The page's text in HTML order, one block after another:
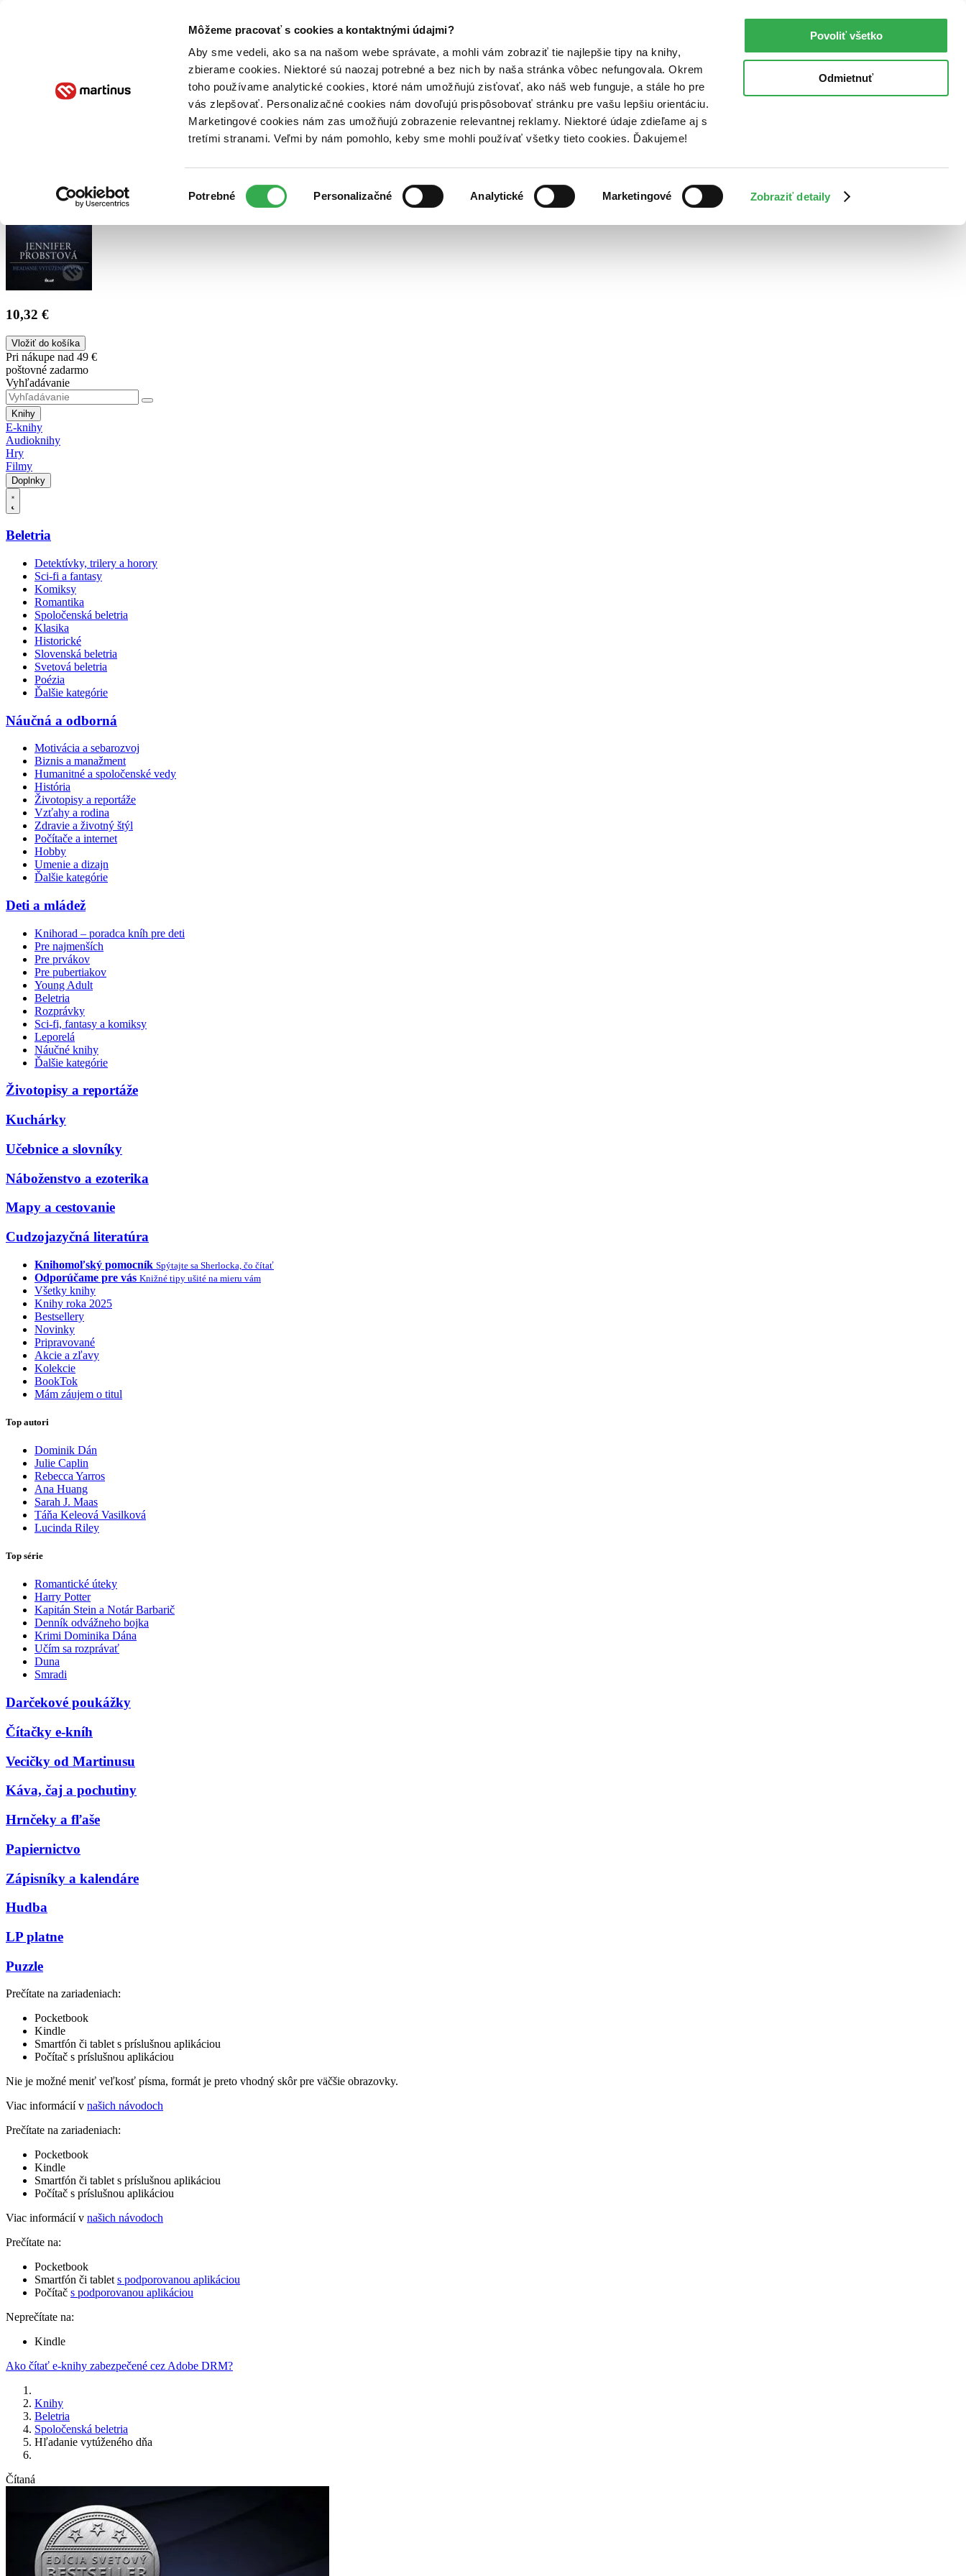
Môžeme pracovať s cookies a kontaktnými údajmi?
Aby sme vedeli, ako sa na našom webe správate, a mohli vám zobraziť tie najlepšie tipy na knihy,
zbierame cookies. Niektoré sú naozaj potrebné a bez nich by naša stránka vôbec nefungovala. Okrem
toho používame analytické cookies, ktoré nám umožňujú zisťovať, ako náš web funguje, a stále ho pre
vás zlepšovať. Personalizačné cookies nám dovoľujú prispôsobovať stránku pre vašu lepšiu orientáciu.
Marketingové cookies nám zas umožňujú zobrazenie relevantnej reklamy. Niektoré údaje zdieľame aj s
tretími stranami. Veľmi by nám pomohlo, keby sme mohli používať všetky tieto cookies. Ďakujeme!
súhlasu
Potrebné Personalizačné Analytické Marketingové Zobraziť detaily
Povoliť všetko
Odmietnuť
Poukážky Kontakt
10,32 €
Vložiť do košíka
Pri nákupe nad 49 €
poštovné zadarmo
Vyhľadávanie
Knihy
E-knihy
Audioknihy
Hry
Filmy
Doplnky
Beletria
Detektívky, trilery a horory
Sci-fi a fantasy
Komiksy
Romantika
Spoločenská beletria
Klasika
Historické
Slovenská beletria
Svetová beletria
Poézia
Ďalšie kategórie
Náučná a odborná
Motivácia a sebarozvoj
Biznis a manažment
Humanitné a spoločenské vedy
História
Životopisy a reportáže
Vzťahy a rodina
Zdravie a životný štýl
Počítače a internet
Hobby
Umenie a dizajn
Ďalšie kategórie
Deti a mládež
Knihorad – poradca kníh pre deti
Pre najmenších
Pre prvákov
Pre pubertiakov
Young Adult
Beletria
Rozprávky
Sci-fi, fantasy a komiksy
Leporelá
Náučné knihy
Ďalšie kategórie
Životopisy a reportáže
Kuchárky
Učebnice a slovníky
Náboženstvo a ezoterika
Mapy a cestovanie
Cudzojazyčná literatúra
Knihomoľský pomocník Spýtajte sa Sherlocka, čo čítať
Odporúčame pre vás Knižné tipy ušité na mieru vám
Všetky knihy
Knihy roka 2025
Bestsellery
Novinky
Pripravované
Akcie a zľavy
Kolekcie
BookTok
Mám záujem o titul
Top autori
Dominik Dán
Julie Caplin
Rebecca Yarros
Ana Huang
Sarah J. Maas
Táňa Keleová Vasilková
Lucinda Riley
Top série
Romantické úteky
Harry Potter
Kapitán Stein a Notár Barbarič
Denník odvážneho bojka
Krimi Dominika Dána
Učím sa rozprávať
Duna
Smradi
Darčekové poukážky
Čítačky e-kníh
Vecičky od Martinusu
Káva, čaj a pochutiny
Hrnčeky a fľaše
Papiernictvo
Zápisníky a kalendáre
Hudba
LP platne
Puzzle
Prečítate na zariadeniach:
Pocketbook
Kindle
Smartfón či tablet s príslušnou aplikáciou
Počítač s príslušnou aplikáciou
Nie je možné meniť veľkosť písma, formát je preto vhodný skôr pre väčšie obrazovky.
Viac informácií v našich návodoch
Prečítate na zariadeniach:
Pocketbook
Kindle
Smartfón či tablet s príslušnou aplikáciou
Počítač s príslušnou aplikáciou
Viac informácií v našich návodoch
Prečítate na:
Pocketbook
Smartfón či tablet s podporovanou aplikáciou
Počítač s podporovanou aplikáciou
Neprečítate na:
Kindle
Ako čítať e-knihy zabezpečené cez Adobe DRM?
Knihy
Beletria
Spoločenská beletria
Hľadanie vytúženého dňa
Čítaná